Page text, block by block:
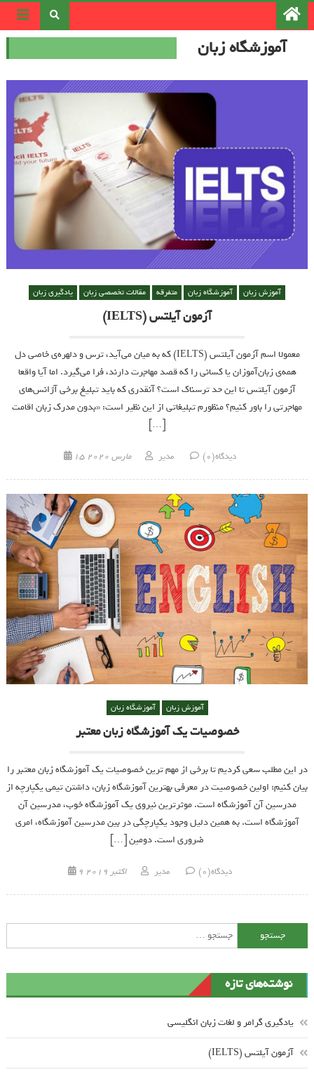
رد کردن و رفتن به مطلب
آموزشگاه زبان
آموزش زبان آموزشگاه زبان متفرقه مقالات تخصصی زبان یادگیری زبان
آزمون آیلتس (IELTS)
معمولا اسم آزمون آیلتس (IELTS) که به میان می‌آید، ترس و دلهره‌ی خاصی دل
همه‌ی زبان‌آموزان یا کسانی را که قصد مهاجرت دارند، فرا می‌گیرد. اما آیا واقعا
آزمون آیلتس تا این حد ترسناک است؟ آنقدری که باید تبلیغ برخی آژانس‌های
مهاجرتی را باور کنیم؟ منظورم تبلیغاتی از این نظیر است: «بدون مدرک زبان اقامت
[…]
Posted on 15 مارس 2020 Author
مدیر دیدگاه(0)
آموزش زبان آموزشگاه زبان
خصوصیات یک آموزشگاه زبان معتبر
در این مطلب سعی کردیم تا برخی از مهم ترین خصوصیات یک آموزشگاه زبان معتبر را
بیان کنیم: اولین خصوصیت در معرفی بهترین آموزشگاه زبان، داشتن تیمی یکپارچه از
مدرسین آن آموزشگاه است. موثرترین نیروی یک آموزشگاه خوب، مدرسین آن
آموزشگاه است. به همین دلیل وجود یکپارچگی در بین مدرسین آموزشگاه، امری
ضروری است. دومین […]
Posted on9 اکتبر 2019 Author
مدیر دیدگاه(0)
جستجو برای:
نوشته‌های تازه
یادگیری گرامر و لغات زبان انگلیسی
آزمون آیلتس (IELTS)